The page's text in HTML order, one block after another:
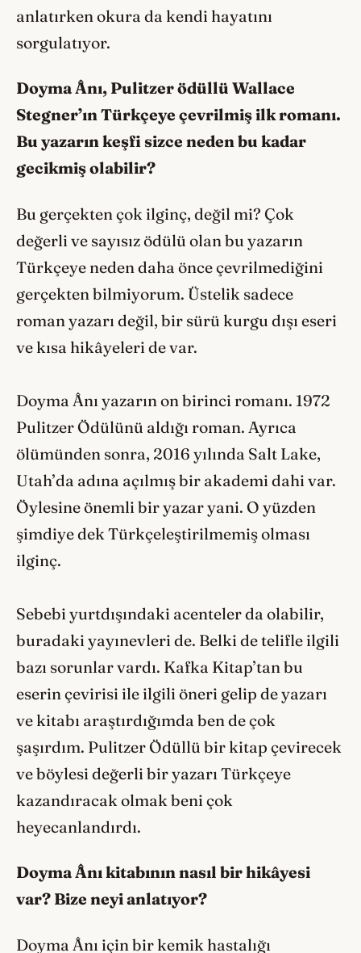
anlatırken okura da kendi hayatını
sorgulatıyor.
Doyma Ânı, Pulitzer ödüllü Wallace
Stegner’ın Türkçeye çevrilmiş ilk romanı.
Bu yazarın keşfi sizce neden bu kadar
gecikmiş olabilir?
Bu gerçekten çok ilginç, değil mi? Çok
değerli ve sayısız ödülü olan bu yazarın
Türkçeye neden daha önce çevrilmediğini
gerçekten bilmiyorum. Üstelik sadece
roman yazarı değil, bir sürü kurgu dışı eseri
ve kısa hikâyeleri de var.
Doyma Ânı yazarın on birinci romanı. 1972
Pulitzer Ödülünü aldığı roman. Ayrıca
ölümünden sonra, 2016 yılında Salt Lake,
Utah’da adına açılmış bir akademi dahi var.
Öylesine önemli bir yazar yani. O yüzden
şimdiye dek Türkçeleştirilmemiş olması
ilginç.
Sebebi yurtdışındaki acenteler da olabilir,
buradaki yayınevleri de. Belki de telifle ilgili
bazı sorunlar vardı. Kafka Kitap’tan bu
eserin çevirisi ile ilgili öneri gelip de yazarı
ve kitabı araştırdığımda ben de çok
şaşırdım. Pulitzer Ödüllü bir kitap çevirecek
ve böylesi değerli bir yazarı Türkçeye
kazandıracak olmak beni çok
heyecanlandırdı.
Doyma Ânı kitabının nasıl bir hikâyesi
var? Bize neyi anlatıyor?
Doyma Ânı için bir kemik hastalığı